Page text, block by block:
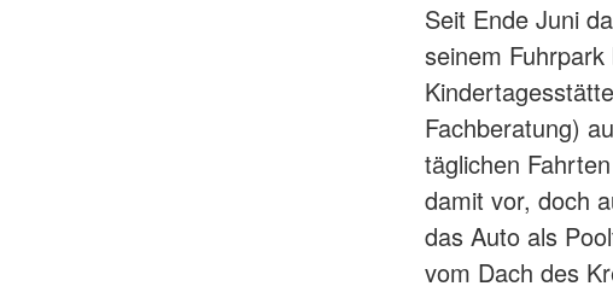
Seit Ende Juni
seinem
Fachberatung)
täglichen
damit vor, doch
das Auto als
vom Dach des